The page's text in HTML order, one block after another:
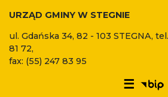
URZĄD GMINY W STEGNIE
ul. Gdańska 34, 82 - 103 STEGNA,
81 72,
fax: (55) 247 83 95
☰